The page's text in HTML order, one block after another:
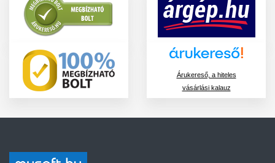
Árukereső, a hiteles
vásárlási kalauz